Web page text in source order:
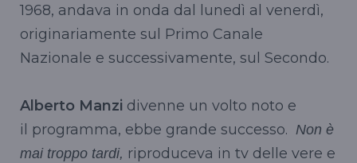
1968, andava in onda dal lunedì al venerdì,
originariamente sul Primo Canale
Nazionale e successivamente, sul Secondo.
Alberto Manzi divenne un volto noto e
il programma, ebbe grande successo. Non è
mai troppo tardi, riproduceva in tv delle vere e